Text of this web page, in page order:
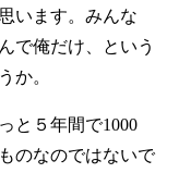
います。みんな
で俺だけ、という
か。
と５年間で1000
のなのではないで